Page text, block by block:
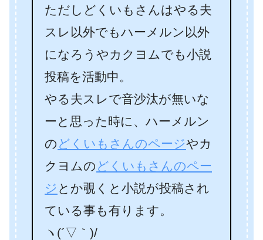
ただしどくいもさんはやる夫
スレ以外でもハーメルン以外
になろうやカクヨムでも小説
投稿を活動中。
やる夫スレで音沙汰が無いな
ーと思った時に、ハーメルン
の どくいもさんのページやカ
クヨムの どくいもさんのペー
ジ とか覗くと小説が投稿され
ている事も有ります。
ヽ(´▽｀)/